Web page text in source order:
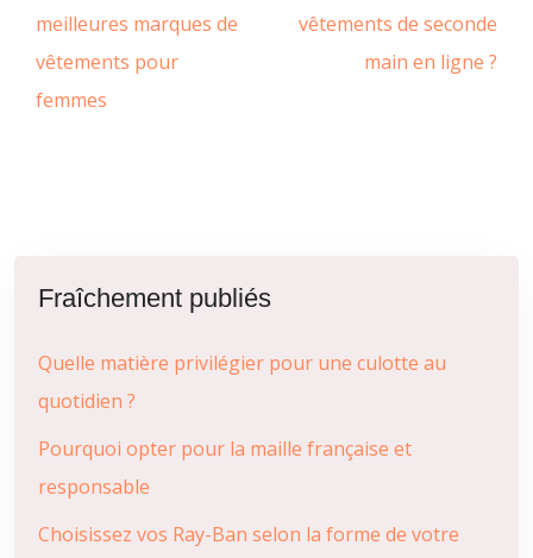
meilleures marques de
vêtements pour
femmes
vêtements de seconde
main en ligne ?
Fraîchement publiés
Quelle matière privilégier pour une culotte au
quotidien ?
Pourquoi opter pour la maille française et
responsable
Choisissez vos Ray-Ban selon la forme de votre